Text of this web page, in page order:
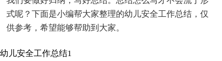
式呢？下面是小编帮大家整理的幼儿安全工作总结，仅
供参考，希望能够帮助到大家。
幼儿安全工作总结1